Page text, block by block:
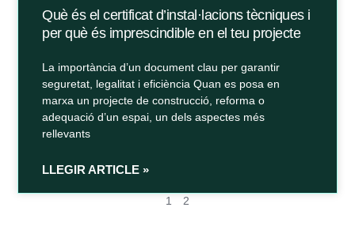
Què és el certificat d’instal·lacions tècniques i
per què és imprescindible en el teu projecte
La importància d’un document clau per garantir
seguretat, legalitat i eficiència Quan es posa en
marxa un projecte de construcció, reforma o
adequació d’un espai, un dels aspectes més
rellevants
LLEGIR ARTICLE »
1 2